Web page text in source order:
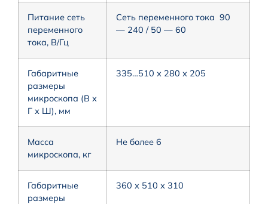
Питание сеть
переменного
тока, В/Гц
Сеть переменного тока 90
— 240 / 50 — 60
Габаритные
размеры
микроскопа (В х
Г х Ш), мм
335…510 х 280 х 205
Масса
микроскопа, кг
Не более 6
Габаритные
размеры
360 х 510 х 310